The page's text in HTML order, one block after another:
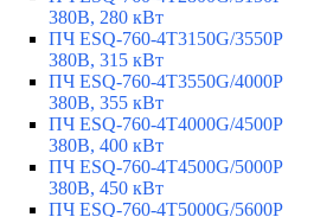
380В, 280 кВт
ПЧ ESQ-760-4T3150G/3550P
380В, 315 кВт
ПЧ ESQ-760-4T3550G/4000P
380В, 355 кВт
ПЧ ESQ-760-4T4000G/4500P
380В, 400 кВт
ПЧ ESQ-760-4T4500G/5000P
380В, 450 кВт
ПЧ ESQ-760-4T5000G/5600P